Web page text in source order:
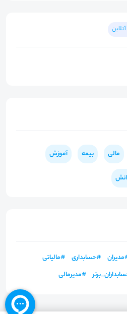
مالی بیمه آموزش
مدیران #حسابداری #مالیاتی
#مدیرمالی